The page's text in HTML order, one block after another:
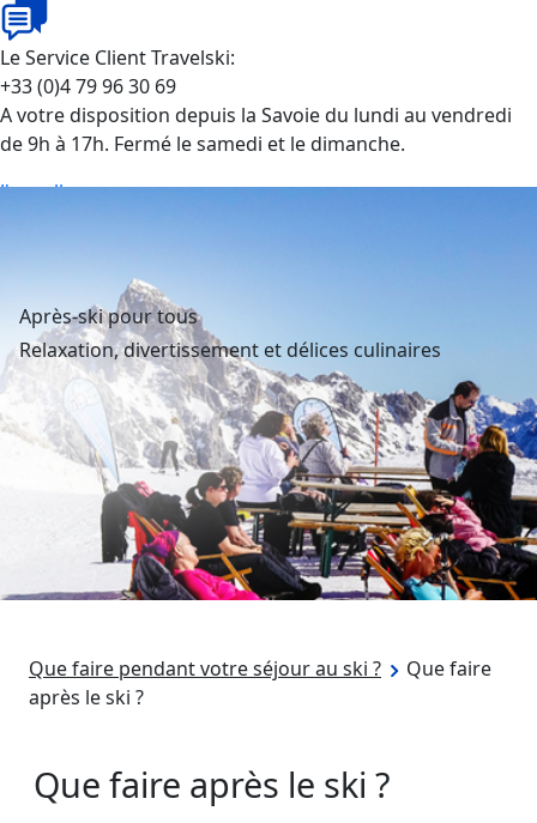
Le Service Client Travelski:
+33 (0)4 79 96 30 69
A votre disposition depuis la Savoie du lundi au vendredi
de 9h à 17h. Fermé le samedi et le dimanche.
J'appelle
Après-ski pour tous
Relaxation, divertissement et délices culinaires
Que faire pendant votre séjour au ski ?
Que faire
après le ski ?
Que faire après le ski ?